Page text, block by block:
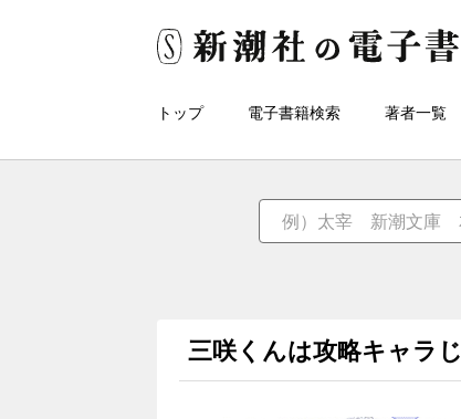
トップ 電子書籍検索 著者一覧
三咲くんは攻略キャラ